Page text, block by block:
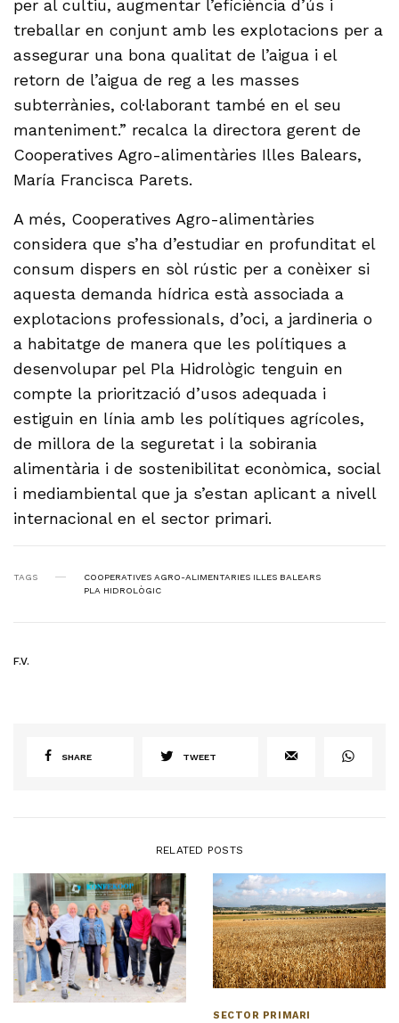
per al cultiu, augmentar l’eficiència d’ús i
treballar en conjunt amb les explotacions per a
assegurar una bona qualitat de l’aigua i el
retorn de l’aigua de reg a les masses
subterrànies, col·laborant també en el seu
manteniment.” recalca la directora gerent de
Cooperatives Agro-alimentàries Illes Balears,
María Francisca Parets.
A més, Cooperatives Agro-alimentàries
considera que s’ha d’estudiar en profunditat el
consum dispers en sòl rústic per a conèixer si
aquesta demanda hídrica està associada a
explotacions professionals, d’oci, a jardineria o
a habitatge de manera que les polítiques a
desenvolupar pel Pla Hidrològic tenguin en
compte la priorització d’usos adequada i
estiguin en línia amb les polítiques agrícoles,
de millora de la seguretat i la sobirania
alimentària i de sostenibilitat econòmica, social
i mediambiental que ja s’estan aplicant a nivell
internacional en el sector primari.
TAGS
COOPERATIVES AGRO-ALIMENTARIES ILLES BALEARS
PLA HIDROLÒGIC
F.V.
SHARE TWEET
RELATED POSTS
SECTOR PRIMARI